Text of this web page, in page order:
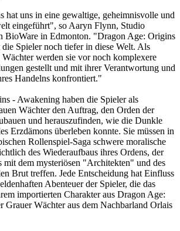
hat uns in eine gewaltige, geheimnisvolle und
eingeführt", so Aaryn Flynn, Studio
BioWare in Edmonton. "Dragon Age: Origins
Spieler noch tiefer in diese Welt. Als
werden sie vor noch komplexere
gestellt und mit ihrer Verantwortung und
Handelns konfrontiert."
- Awakening haben die Spieler als
Wächter den Auftrag, den Orden der
und herauszufinden, wie die Dunkle
Erzdämons überleben konnte. Sie müssen in
Rollenspiel-Saga schwere moralische
des Wiederaufbaus ihres Ordens, der
dem mysteriösen "Architekten" und des
Brut treffen. Jede Entscheidung hat Einfluss
Abenteuer der Spieler, die das
importierten Charakter aus Dragon Age:
Grauer Wächter aus dem Nachbarland Orlais